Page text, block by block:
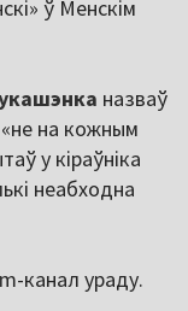
ў Менскім
назваў
на кожным
у кіраўніка
неабходна
канал ураду.